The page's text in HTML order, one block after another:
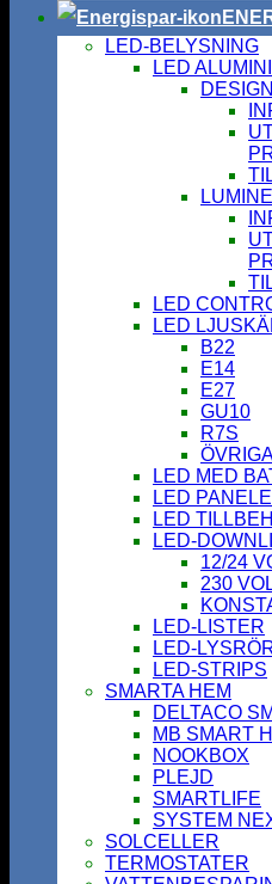
LED-BELYSNING
LED
LED
LED
B22
E14
E27
GU10
R7S
LED MED
LED
LED
LED-
12/24
230
LED-LISTER
LED-
LED-STRIPS
SMARTA HEM
DELTACO
MB SMART
NOOKBOX
PLEJD
SMARTLIFE
SYSTEM
SOLCELLER
TERMOSTATER